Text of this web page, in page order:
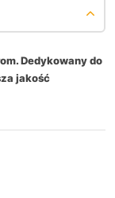
Dedykowany do
jakość